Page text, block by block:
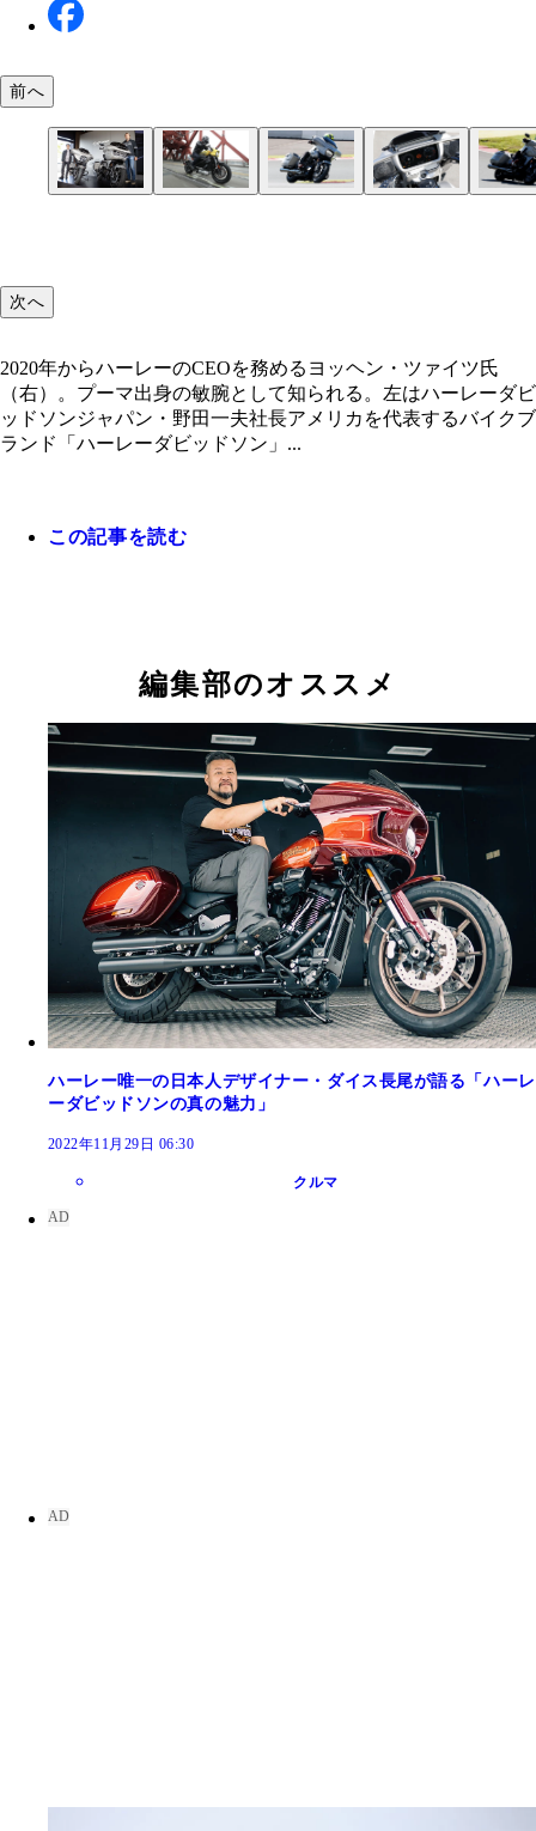
前へ
次へ
2020年からハーレーのCEOを務めるヨッヘン・ツァイツ氏
（右）。プーマ出身の敏腕として知られる。左はハーレーダビ
ッドソンジャパン・野田一夫社長アメリカを代表するバイクブ
ランド「ハーレーダビッドソン」...
この記事を読む
編集部のオススメ
ハーレー唯一の日本人デザイナー・ダイス長尾が語る「ハーレ
ーダビッドソンの真の魅力」
2022年11月29日 06:30
クルマ